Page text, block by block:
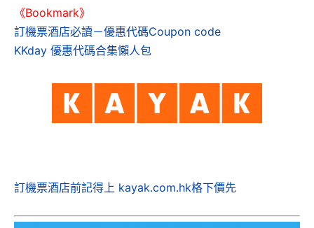
《Bookmark》
訂機票酒店必讀－優惠代碼Coupon code
KKday 優惠代碼合集懶人包
訂機票酒店前記得上 kayak.com.hk格下價先